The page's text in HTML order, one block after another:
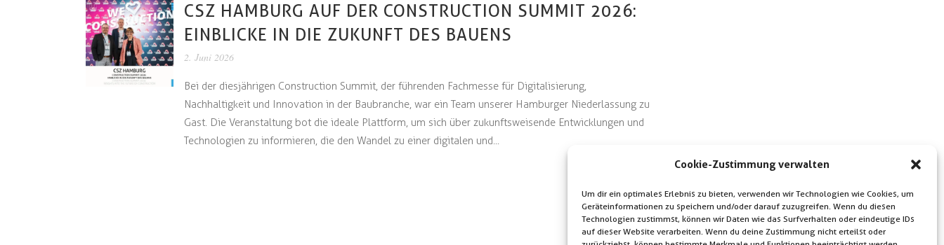
Cookie-Zustimmung verwalten
Um dir ein optimales Erlebnis zu bieten, verwenden wir Technologien wie Cookies, um
Geräteinformationen zu speichern und/oder darauf zuzugreifen. Wenn du diesen
Technologien zustimmst, können wir Daten wie das Surfverhalten oder eindeutige IDs
auf dieser Website verarbeiten. Wenn du deine Zustimmung nicht erteilst oder
CSZ HAMBURG AUF DER CONSTRUCTION SUMMIT 2026:
EINBLICKE IN DIE ZUKUNFT DES BAUENS
2. Juni 2026
Bei der diesjährigen Construction Summit, der führenden Fachmesse für Digitalisierung,
Nachhaltigkeit und Innovation in der Baubranche, war ein Team unserer Hamburger Niederlassung zu
Gast. Die Veranstaltung bot die ideale Plattform, um sich über zukunftsweisende Entwicklungen und
Technologien zu informieren, die den Wandel zu einer digitalen und...